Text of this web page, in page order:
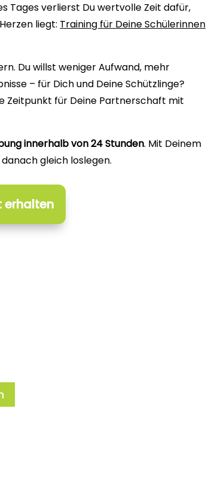
Tages verlierst Du wertvolle Zeit dafür,
liegt: Training für Deine Schülerinnen
Du willst weniger Aufwand, mehr
– für Dich und Deine Schützlinge?
Zeitpunkt für Deine Partnerschaft mit
innerhalb von 24 Stunden. Mit Deinem
gleich loslegen.
erhalten